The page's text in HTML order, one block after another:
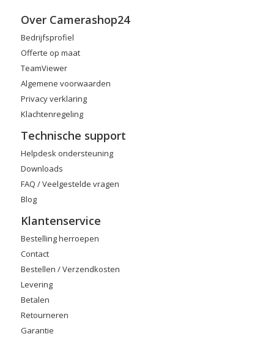
Over Camerashop24
Bedrijfsprofiel
Offerte op maat
TeamViewer
Algemene voorwaarden
Privacy verklaring
Klachtenregeling
Technische support
Helpdesk ondersteuning
Downloads
FAQ / Veelgestelde vragen
Blog
Klantenservice
Bestelling herroepen
Contact
Bestellen / Verzendkosten
Levering
Betalen
Retourneren
Garantie